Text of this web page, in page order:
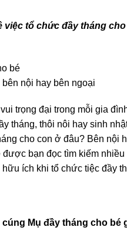
việc tổ chức đầy tháng
nội hay bên ngoại
trọng đại trong mỗi gia
tháng, thôi nôi hay sinh
cho con ở đâu? Bên nội
bạn đọc tìm kiếm
ích khi tổ chức tiệc đầy
Mụ đầy tháng cho bé